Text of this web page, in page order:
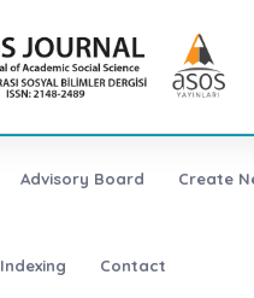
Advisory Board Create
Indexing Contact